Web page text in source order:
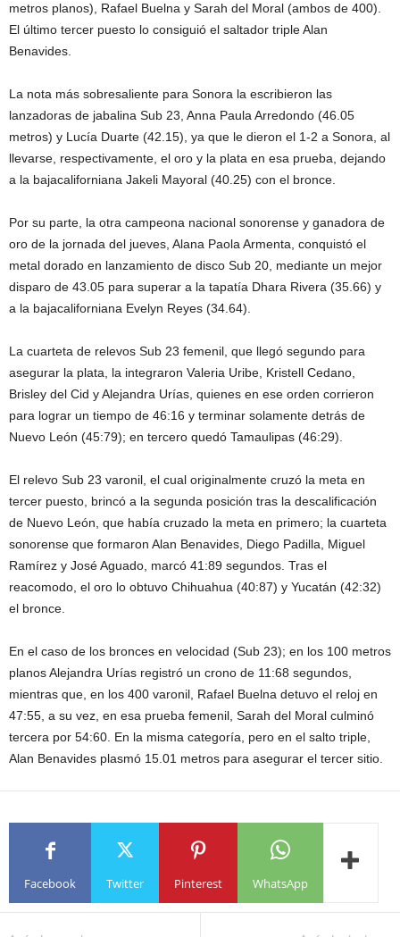
metros planos), Rafael Buelna y Sarah del Moral (ambos de 400).
El último tercer puesto lo consiguió el saltador triple Alan
Benavides.
La nota más sobresaliente para Sonora la escribieron las
lanzadoras de jabalina Sub 23, Anna Paula Arredondo (46.05
metros) y Lucía Duarte (42.15), ya que le dieron el 1-2 a Sonora, al
llevarse, respectivamente, el oro y la plata en esa prueba, dejando
a la bajacaliforniana Jakeli Mayoral (40.25) con el bronce.
Por su parte, la otra campeona nacional sonorense y ganadora de
oro de la jornada del jueves, Alana Paola Armenta, conquistó el
metal dorado en lanzamiento de disco Sub 20, mediante un mejor
disparo de 43.05 para superar a la tapatía Dhara Rivera (35.66) y
a la bajacaliforniana Evelyn Reyes (34.64).
La cuarteta de relevos Sub 23 femenil, que llegó segundo para
asegurar la plata, la integraron Valeria Uribe, Kristell Cedano,
Brisley del Cid y Alejandra Urías, quienes en ese orden corrieron
para lograr un tiempo de 46:16 y terminar solamente detrás de
Nuevo León (45:79); en tercero quedó Tamaulipas (46:29).
El relevo Sub 23 varonil, el cual originalmente cruzó la meta en
tercer puesto, brincó a la segunda posición tras la descalificación
de Nuevo León, que había cruzado la meta en primero; la cuarteta
sonorense que formaron Alan Benavides, Diego Padilla, Miguel
Ramírez y José Aguado, marcó 41:89 segundos. Tras el
reacomodo, el oro lo obtuvo Chihuahua (40:87) y Yucatán (42:32)
el bronce.
En el caso de los bronces en velocidad (Sub 23); en los 100 metros
planos Alejandra Urías registró un crono de 11:68 segundos,
mientras que, en los 400 varonil, Rafael Buelna detuvo el reloj en
47:55, a su vez, en esa prueba femenil, Sarah del Moral culminó
tercera por 54:60. En la misma categoría, pero en el salto triple,
Alan Benavides plasmó 15.01 metros para asegurar el tercer sitio.
Facebook Twitter Pinterest WhatsApp